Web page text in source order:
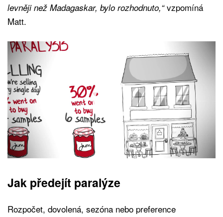
levněji než Madagaskar, bylo rozhodnuto,“vzpomíná
Matt.
Jak předejít paralýze
Rozpočet, dovolená, sezóna nebo preference